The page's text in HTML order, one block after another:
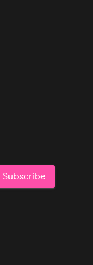
Subscribe